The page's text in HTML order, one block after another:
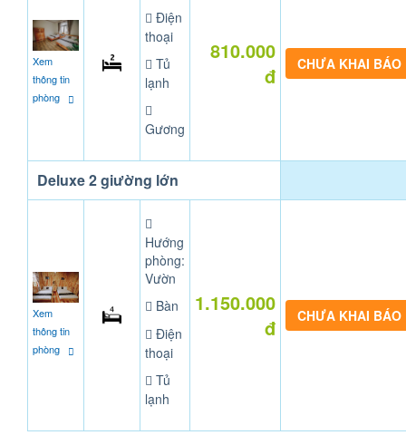
Xem
thông tin
phòng
Điện
thoại
Tủ
lạnh
Gương
810.000
đ
CHƯA KHAI BÁO
Deluxe 2 giường lớn
Xem
thông tin
phòng
Hướng
phòng:
Vườn
Bàn
Điện
thoại
Tủ
lạnh
1.150.000
đ
CHƯA KHAI BÁO